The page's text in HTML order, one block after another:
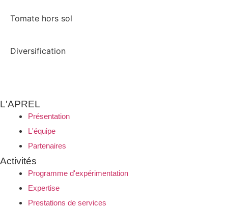
Tomate hors sol
Diversification
L'APREL
Présentation
L'équipe
Partenaires
Activités
Programme d'expérimentation
Expertise
Prestations de services